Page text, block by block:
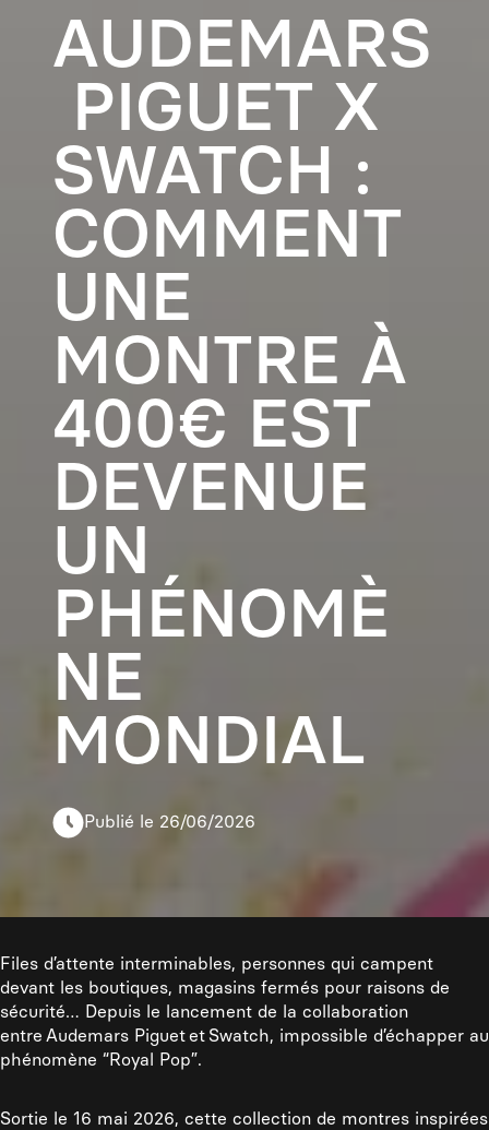
AUDEMARS
PIGUET X
SWATCH :
COMMENT
UNE
MONTRE À
400€ EST
DEVENUE
UN
PHÉNOMÈ
NE
MONDIAL
Publié le 26/06/2026
Files d’attente interminables, personnes qui campent
devant les boutiques, magasins fermés pour raisons de
sécurité… Depuis le lancement de la collaboration
entre Audemars Piguet et Swatch, impossible d’échapper au
phénomène “Royal Pop”.
Sortie le 16 mai 2026, cette collection de montres inspirées